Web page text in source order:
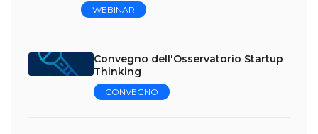
WEBINAR
Convegno dell'Osservatorio Startup
Thinking
CONVEGNO